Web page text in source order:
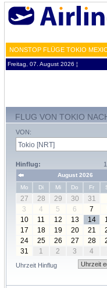
NONSTOP FLÜGE TOKIO
Freitag, 07. August 2026 ¦
FLUG VON TOKIO
VON:
Hinflug:
August 2026
Mo
Di Mi Do Fr
27 28 29 30 31
3
4 5 6 7
10
11 12 13 14
17
18 19 20 21
24
25 26 27 28
31
1 2 3 4
Uhrzeit Hinflug